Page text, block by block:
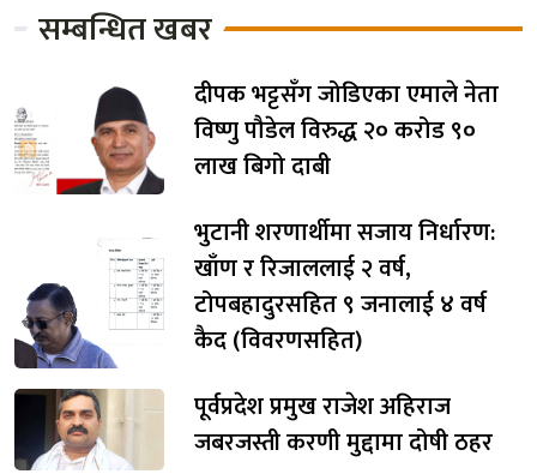
सम्बन्धित खबर
दीपक भट्टसँग जोडिएका एमाले नेता
विष्णु पौडेल विरुद्ध २० करोड ९०
लाख बिगो दाबी
भुटानी शरणार्थीमा सजाय निर्धारण:
खाँण र रिजाललाई २ वर्ष,
टोपबहादुरसहित ९ जनालाई ४ वर्ष
कैद (विवरणसहित)
पूर्वप्रदेश प्रमुख राजेश अहिराज
जबरजस्ती करणी मुद्दामा दोषी ठहर